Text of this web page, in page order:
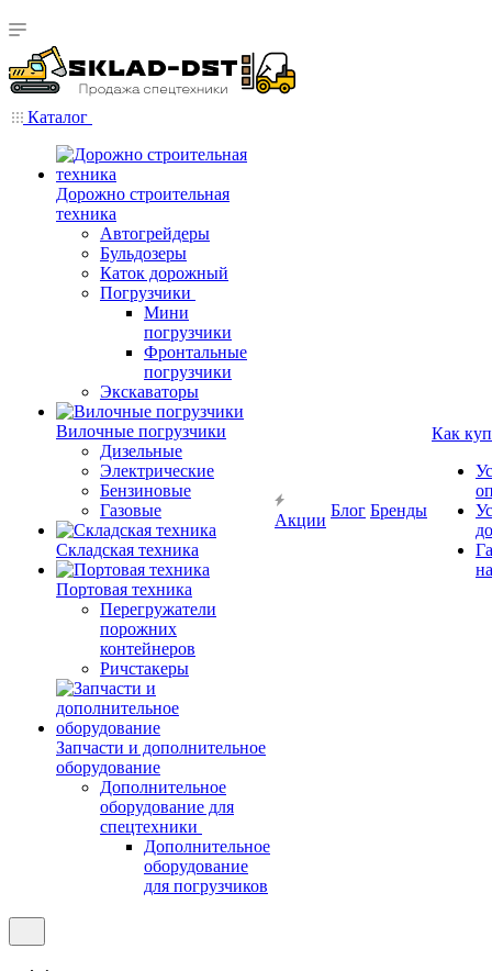
Каталог
Дорожно строительная
техника
Автогрейдеры
Бульдозеры
Каток дорожный
Погрузчики
Мини
погрузчики
Фронтальные
погрузчики
Экскаваторы
Вилочные погрузчики
Дизельные
Электрические
Бензиновые
Газовые
Складская техника
Портовая техника
Перегружатели
порожних
контейнеров
Ричстакеры
Запчасти и дополнительное
оборудование
Дополнительное
оборудование для
спецтехники
Дополнительное
оборудование
для погрузчиков
Акции
Блог Бренды
Как